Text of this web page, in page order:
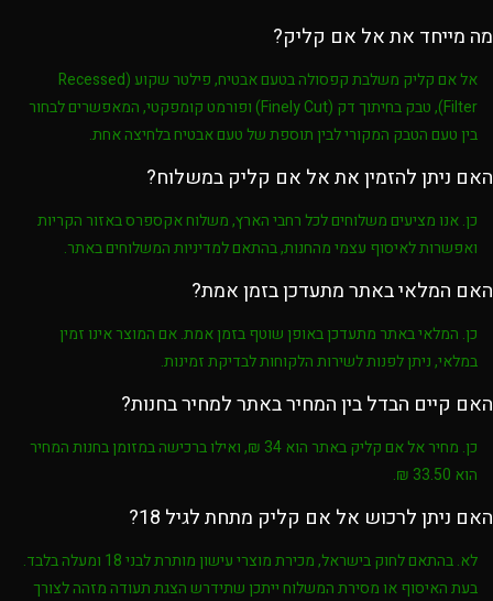
מה מייחד את אל אם קליק?
אל אם קליק משלבתקפסולה בטעם אבטיח,
פילטר שקוע (Recessed
Filter)
,טבק בחיתוך דק (Finely Cut)
ופורמט קומפקטי, המאפשרים לבחור
בין טעם הטבק המקורי לבין תוספת של טעם אבטיח בלחיצה אחת.
האם ניתן להזמין את אל אם קליק במשלוח?
כן. אנו מציעים משלוחים לכל רחבי הארץ, משלוח אקספרס באזור הקריות
ואפשרות לאיסוף עצמי מהחנות, בהתאם למדיניות המשלוחים באתר.
האם המלאי באתר מתעדכן בזמן אמת?
כן. המלאי באתר מתעדכן באופן שוטף בזמן אמת. אם המוצר אינו זמין
במלאי, ניתן לפנות לשירות הלקוחות לבדיקת זמינות.
האם קיים הבדל בין המחיר באתר למחיר בחנות?
כן. מחיראל אם קליקבאתר הוא34 ₪
, ואילו ברכישה במזומן בחנות המחיר
הוא 33.50 ₪
.
האם ניתן לרכוש אל אם קליק מתחת לגיל 18?
לא. בהתאם לחוק בישראל, מכירת מוצרי עישון מותרת לבני18 ומעלה בלבד
.
בעת האיסוף או מסירת המשלוח ייתכן שתידרש הצגת תעודה מזהה לצורך